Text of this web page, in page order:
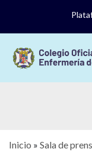
Inicio » Sala de